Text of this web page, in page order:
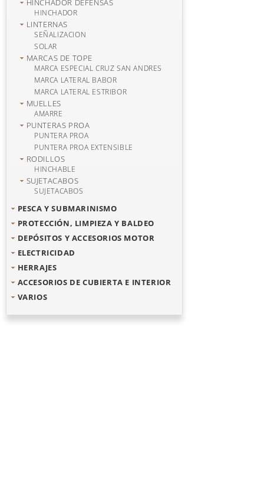
HINCHADOR DEFENSAS
HINCHADOR
LINTERNAS
SEÑALIZACION
SOLAR
MARCAS DE TOPE
MARCA ESPECIAL CRUZ SAN ANDRES
MARCA LATERAL BABOR
MARCA LATERAL ESTRIBOR
MUELLES
AMARRE
PUNTERAS PROA
PUNTERA PROA
PUNTERA PROA EXTENSIBLE
RODILLOS
HINCHABLE
SUJETACABOS
SUJETACABOS
PESCA Y SUBMARINISMO
PROTECCIÓN, LIMPIEZA Y BALDEO
DEPÓSITOS Y ACCESORIOS MOTOR
ELECTRICIDAD
HERRAJES
ACCESORIOS DE CUBIERTA E INTERIOR
VARIOS